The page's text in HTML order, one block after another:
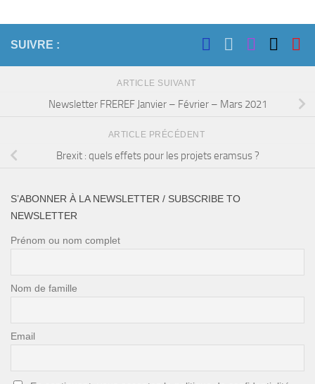
SUIVRE :
ARTICLE SUIVANT
Newsletter FREREF Janvier – Février – Mars 2021
ARTICLE PRÉCÉDENT
Brexit : quels effets pour les projets eramsus ?
S’ABONNER À LA NEWSLETTER / SUBSCRIBE TO
NEWSLETTER
Prénom ou nom complet
Nom de famille
Email